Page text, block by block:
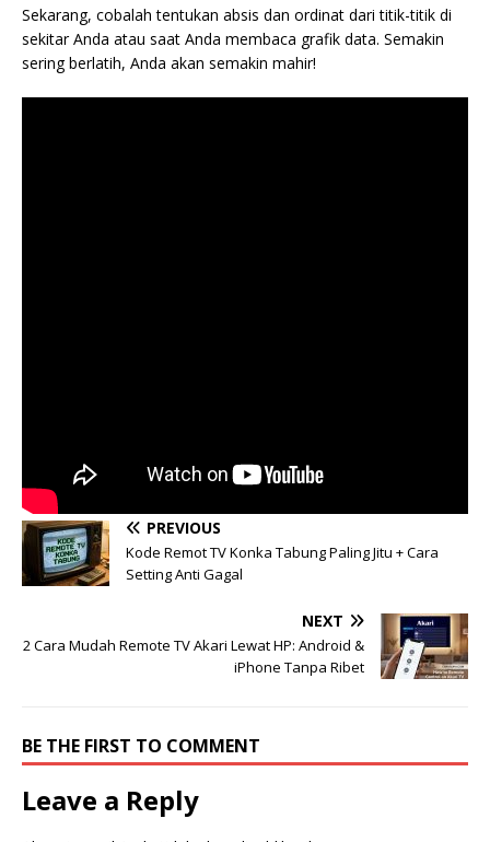
Sekarang, cobalah tentukan absis dan ordinat dari titik-titik di
sekitar Anda atau saat Anda membaca grafik data. Semakin
sering berlatih, Anda akan semakin mahir!
PREVIOUS
Kode Remot TV Konka Tabung Paling Jitu + Cara
Setting Anti Gagal
NEXT
2 Cara Mudah Remote TV Akari Lewat HP: Android &
iPhone Tanpa Ribet
BE THE FIRST TO COMMENT
Leave a Reply